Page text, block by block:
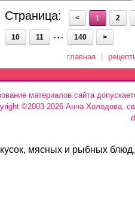
Страница:
< 1 2
10 11 ... 140 >
главная
материалов сайта
©2003-2026 Анна Холодова,
мясных и рыбных